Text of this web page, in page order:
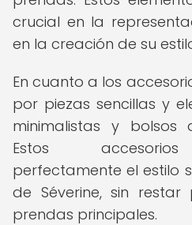
crucial en la
en la creación de su
En cuanto a los
por piezas sencillas y
minimalistas y bolsos
Estos
perfectamente el estilo
de Séverine, sin
prendas principales.